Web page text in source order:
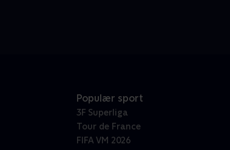
Populær sport
3F Superliga
Tour de France
FIFA VM 2026